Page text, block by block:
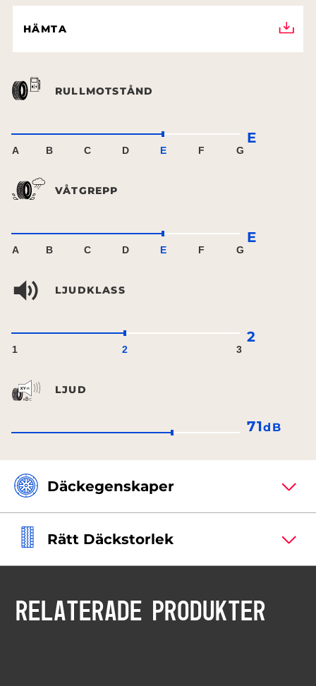
HÄMTA
RULLMOTSTÅND
A B C D E F G
E
VÅTGREPP
A B C D E F G
E
LJUDKLASS
1 2 3
2
LJUD
71dB
Däckegenskaper
Rätt Däckstorlek
RELATERADE PRODUKTER